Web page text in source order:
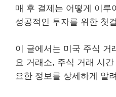
매 후 결제는 어떻게 이루
성공적인 투자를 위한 첫
이 글에서는 미국 주식 거
요 거래소, 주식 거래 시
요한 정보를 상세하게 알